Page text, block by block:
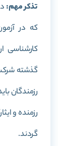
تذکر مهم:
که در
کارشناسی
گذشته
رزمندگان
رزمنده و
گردند.